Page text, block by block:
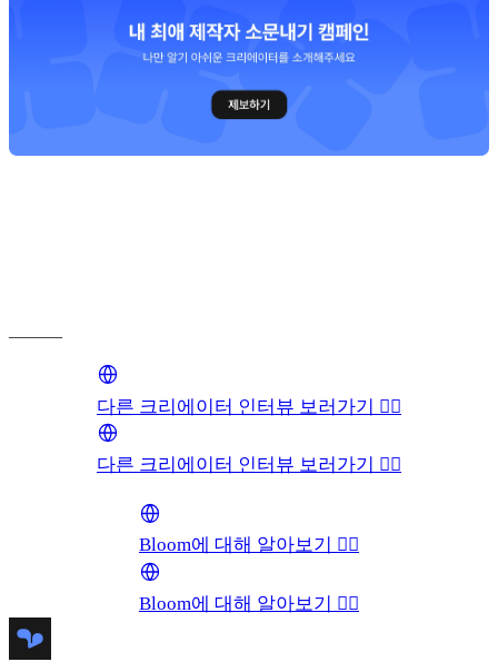
다른 크리에이터 인터뷰 보러가기 👉🏻
다른 크리에이터 인터뷰 보러가기 👉🏻
Bloom에 대해 알아보기 👉🏻
Bloom에 대해 알아보기 👉🏻